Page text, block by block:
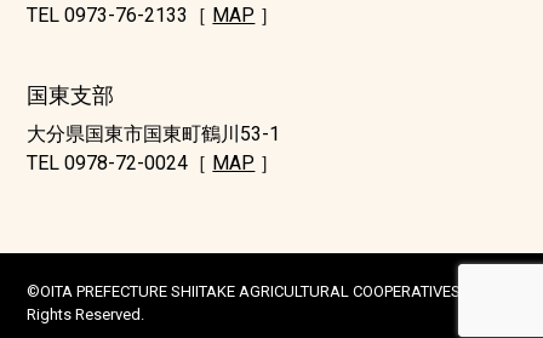
TEL 0973-76-2133［ MAP ］
国東支部
大分県国東市国東町鶴川53-1
TEL 0978-72-0024［ MAP ］
©OITA PREFECTURE SHIITAKE AGRICULTURAL COOPERATIVES ALL
Rights Reserved.